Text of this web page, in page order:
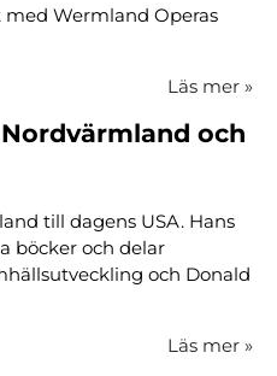
Wermland Operas
Läs mer »
och
till dagens USA. Hans
böcker och delar
och Donald
Läs mer »